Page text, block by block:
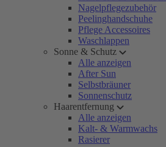
Nagelpflegezubehör
Peelinghandschuhe
Pflege Accessoires
Waschlappen
Sonne & Schutz
Alle anzeigen
After Sun
Selbstbräuner
Sonnenschutz
Haarentfernung
Alle anzeigen
Kalt- & Warmwachs
Rasierer